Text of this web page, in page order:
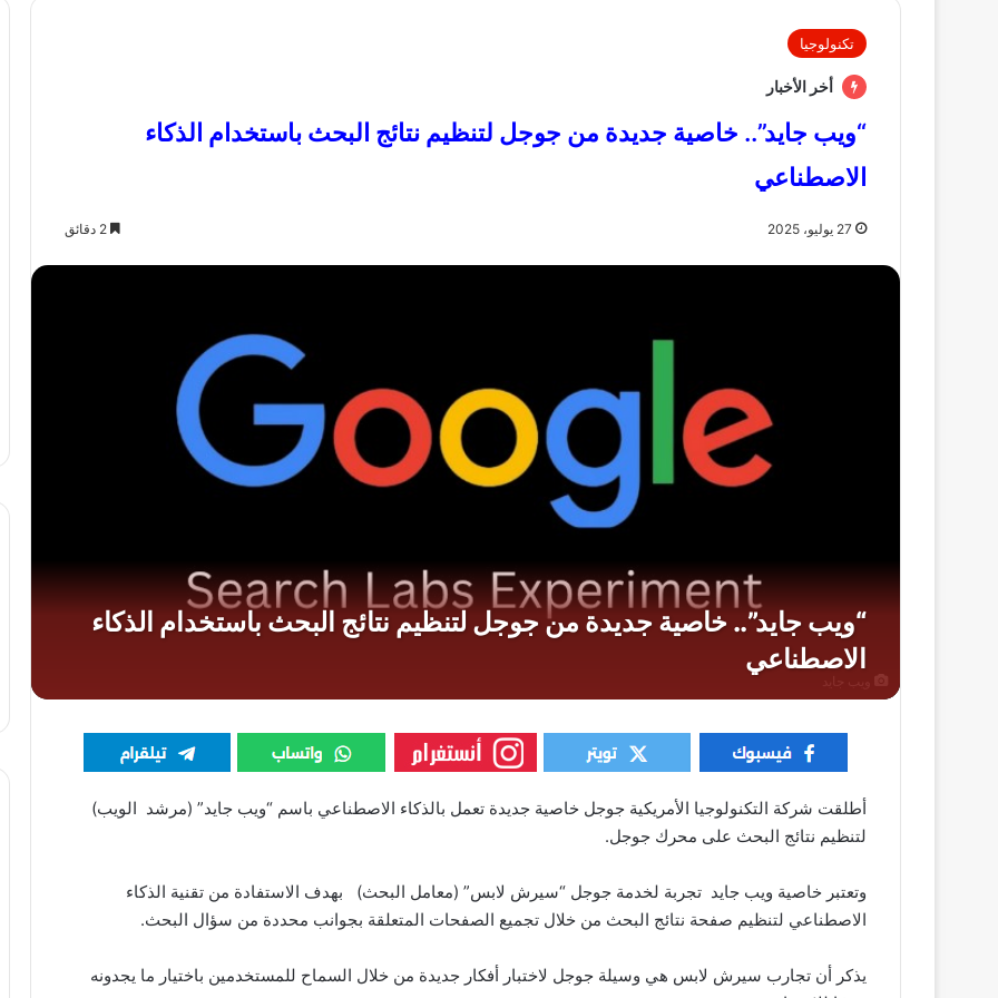
تكنولوجيا
أخر الأخبار
“ويب جايد”.. خاصية جديدة من جوجل لتنظيم نتائج البحث باستخدام الذكاء
الاصطناعي
27 يوليو، 2025
أطلقت شركة التكنولوجيا الأمريكية جوجل خاصية جديدة تعمل بالذكاء الاصطناعي باسم “ويب جايد” (مرشد الويب)
لتنظيم نتائج البحث على محرك جوجل.
وتعتبر خاصية ويب جايد تجربة لخدمة جوجل “سيرش لابس” (معامل البحث) بهدف الاستفادة من تقنية الذكاء
الاصطناعي لتنظيم صفحة نتائج البحث من خلال تجميع الصفحات المتعلقة بجوانب محددة من سؤال البحث.
يذكر أن تجارب سيرش لابس هي وسيلة جوجل لاختبار أفكار جديدة من خلال السماح للمستخدمين باختيار ما يجدونه